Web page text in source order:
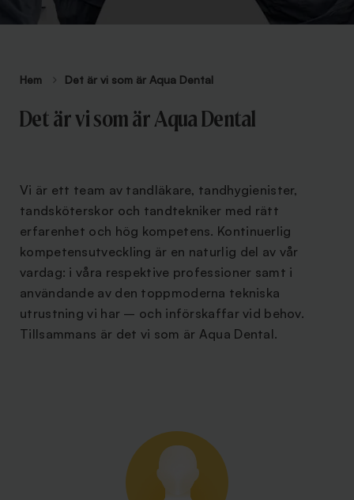
Hem Det är vi som är Aqua Dental
Det är vi som är Aqua Dental
Vi är ett team av tandläkare, tandhygienister,
tandsköterskor och tandtekniker med rätt
erfarenhet och hög kompetens. Kontinuerlig
kompetensutveckling är en naturlig del av vår
vardag: i våra respektive professioner samt i
användande av den toppmoderna tekniska
utrustning vi har – och införskaffar vid behov.
Tillsammans är det vi som är Aqua Dental.